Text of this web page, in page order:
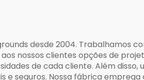
desde 2004. Trabalhamos
nossos clientes opções de
de cada cliente. Além disso,
seguros. Nossa fábrica